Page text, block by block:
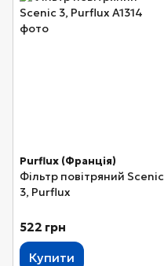
Purflux (Франція)
Фільтр повітряний Scenic
3, Purflux
522 грн
Купити